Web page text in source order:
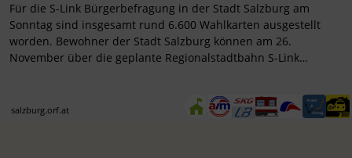
Für die S-Link Bürgerbefragung in der Stadt Salzburg am
Sonntag sind insgesamt rund 6.600 Wahlkarten ausgestellt
worden. Bewohner der Stadt Salzburg können am 26.
November über die geplante Regionalstadtbahn S-Link
salzburg.orf.at